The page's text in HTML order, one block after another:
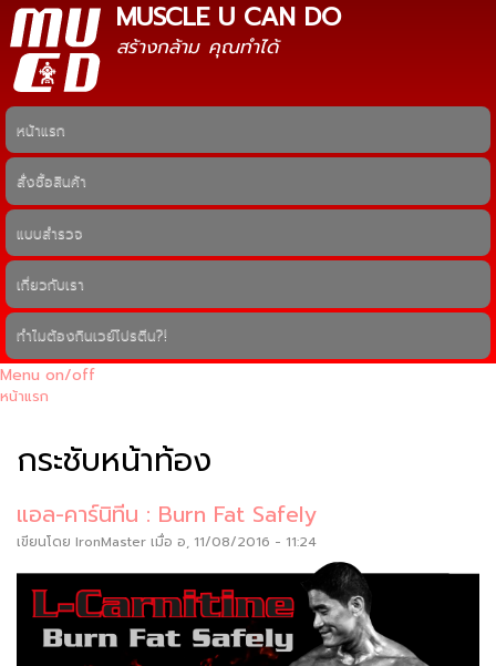
ข้าม
ไปยัง
เนื้อหา
MUSCLE U CAN DO
สร้างกล้าม คุณทำได้
Main menu
หน้าแรก
สั่งซื้อสินค้า
แบบสำรวจ
เกี่ยวกับเรา
ทำไมต้องกินเวย์โปรตีน?!
Menu on/off
หน้าแรก
กระชับหน้าท้อง
แอล-คาร์นิทีน : Burn Fat Safely
เขียนโดย IronMaster เมื่อ อ, 11/08/2016 - 11:24